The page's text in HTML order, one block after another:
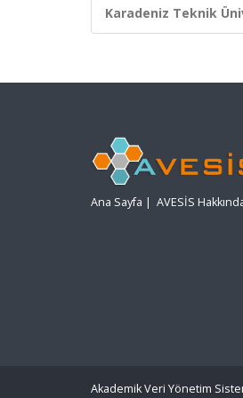
Karadeniz Teknik
Ana Sayfa | AVESİS
Akademik Veri Yönetim